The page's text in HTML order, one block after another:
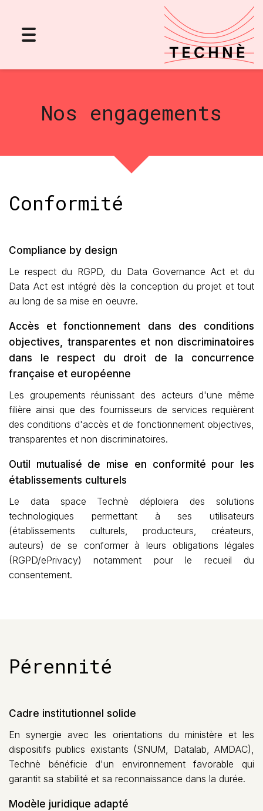
Toggle
Nos engagements
Conformité
Compliance by design
Le respect du RGPD, du Data Governance Act et du
Data Act est intégré dès la conception du projet et tout
au long de sa mise en oeuvre.
Accès et fonctionnement dans des conditions
objectives, transparentes et non discriminatoires
dans le respect du droit de la concurrence
française et européenne
Les groupements réunissant des acteurs d'une même
filière ainsi que des fournisseurs de services requièrent
des conditions d'accès et de fonctionnement objectives,
transparentes et non discriminatoires.
Outil mutualisé de mise en conformité pour les
établissements culturels
Le data space Technè déploiera des solutions
technologiques permettant à ses utilisateurs
(établissements culturels, producteurs, créateurs,
auteurs) de se conformer à leurs obligations légales
(RGPD/ePrivacy) notamment pour le recueil du
consentement.
Pérennité
Cadre institutionnel solide
En synergie avec les orientations du ministère et les
dispositifs publics existants (SNUM, Datalab, AMDAC),
Technè bénéficie d'un environnement favorable qui
garantit sa stabilité et sa reconnaissance dans la durée.
Modèle juridique adapté